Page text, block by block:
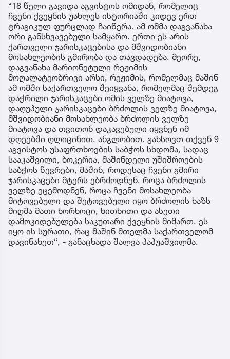
“18 წელი გავიდა აგვისტოს ომიდან, რომელიც
ჩვენი ქვეყნის უახლეს ისტორიაში კიდევ ერთ
ტრაგიკულ ფურცლად ჩაიწერა. ამ ომმა დაგვანახა
ორი განსხვავებული სამყარო. ერთი ეს არის
ქართველი ჯარისკაცებისა და მშვიდობიანი
მოსახლეობის გმირობა და თავდადება. მეორე,
დაგვანახა მარიონეტული რეჟიმის
მოღალატეობრივი არსი, რეჟიმის, რომელმაც მაშინ
ამ ომში საქართველო შეიყვანა, რომელმაც შემდეგ
დაჭრილი ჯარისკაცები ომის ველზე მიატოვა,
დაღუპული ჯარისკაცები ბრძოლის ველზე მიატოვა,
მშვიდობიანი მოსახლეობა ბრძოლის ველზე
მიატოვა და თვითონ დაკავებული იყვნენ იმ
დღეებში ღლიცინით, ანგლობით. გახსოვთ თქვენ 9
აგვისტოს უსაფრთხოების საბჭოს სხდომა, სადაც
სააკაშვილი, ბოკერია, მაშინდელი უშიშროების
საბჭოს წევრები, მაშინ, როდესაც ჩვენი გმირი
ჯარისკაცები მტერს ებრძოდნენ, როცა ბრძოლის
ველზე ეცემოდნენ, როცა ჩვენი მოსახლეობა
მიტოვებული და შეტოვებული იყო ბრძოლის ხაზს
მიღმა მათი ხორხოცი, ხითხითი და ასეთი
დამოკიდებულება საკუთარი ქვეყნის მიმართ. ეს
იყო ის სურათი, რაც მაშინ მთელმა საქართველომ
დავინახეთ“, - განაცხადა შალვა პაპუაშვილმა.